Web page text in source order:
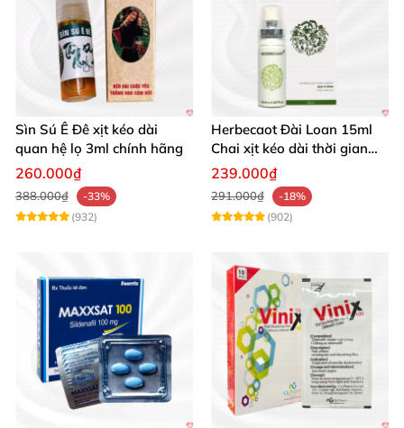
Sìn Sú Ê Đê xịt kéo dài
quan hệ lọ 3ml chính hãng
260.000₫
388.000₫
-33%
(932)
Herbecaot Đài Loan 15ml
Chai xịt kéo dài thời gian
hiệu quả
239.000₫
291.000₫
-18%
(902)